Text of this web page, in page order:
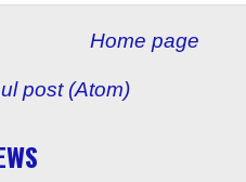
Home page
post (Atom)